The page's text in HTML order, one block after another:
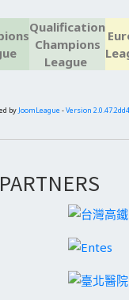
Qualification
Champions
League
by JoomLeague -Version